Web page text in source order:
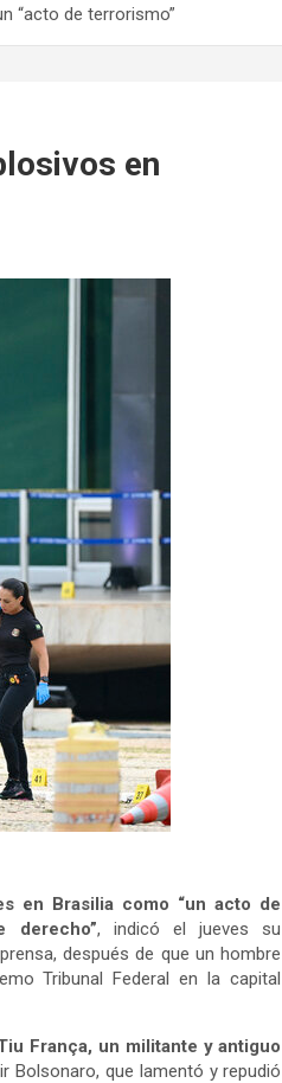
“acto de terrorismo”
en
en Brasilia como “un acto de
derecho”, indicó el jueves su
después de que un hombre
Tribunal Federal en la capital
França, un militante y antiguo
Bolsonaro, que lamentó y repudió